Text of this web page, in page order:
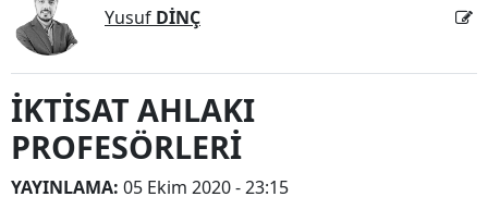
Yusuf DİNÇ
İKTİSAT AHLAKI
PROFESÖRLERİ
YAYINLAMA: 05 Ekim 2020 - 23:15